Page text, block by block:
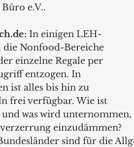
e.V..
In einigen LEH-
die Nonfood-Bereiche
einzelne Regale per
entzogen. In
ist alles bis hin zu
frei verfügbar. Wie ist
und was wird unternommen,
einzudämmen?
sind für die